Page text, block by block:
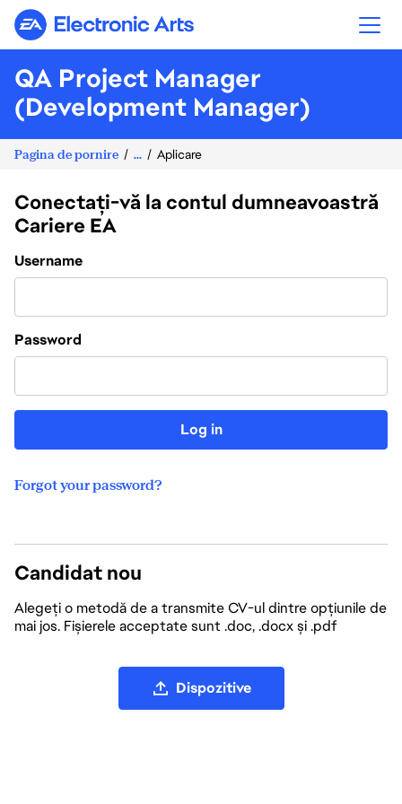
Electronic Arts
QA Project Manager
(Development Manager)
Pagina de pornire ... Aplicare
Conectați-vă la contul dumneavoastră
Cariere EA
Login
Username
Password
Log in
Forgot your password?
Candidat nou
Alegeți o metodă de a transmite CV-ul dintre opțiunile de
mai jos. Fișierele acceptate sunt .doc, .docx și .pdf
Dispozitive